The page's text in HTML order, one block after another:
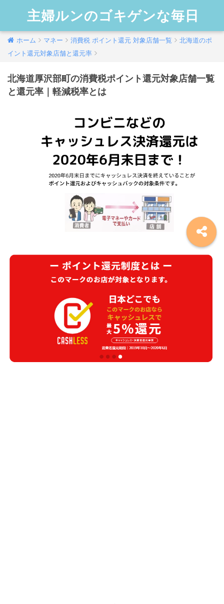
主婦ルンのゴキゲンな毎日
ホーム マネー 消費税 ポイント還元 対象店舗一覧
北海道のポ
イント還元対象店舗と還元率
北海道厚沢部町の消費税ポイント還元対象店舗一覧
と還元率｜軽減税率とは